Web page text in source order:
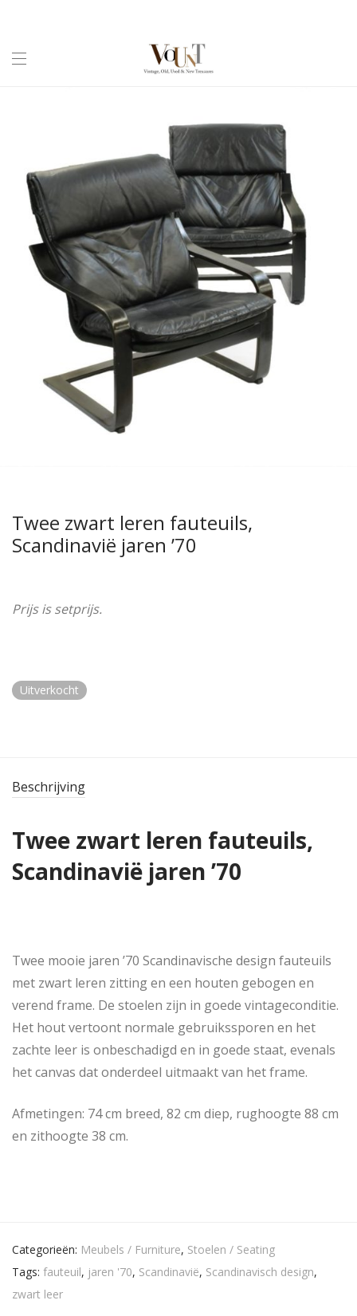
Twee zwart leren fauteuils,
Scandinavië jaren ’70
Prijs is setprijs.
Uitverkocht
Beschrijving
Twee zwart leren fauteuils,
Scandinavië jaren ’70
Twee mooie jaren ’70 Scandinavische design fauteuils
met zwart leren zitting en een houten gebogen en
verend frame. De stoelen zijn in goede vintageconditie.
Het hout vertoont normale gebruikssporen en het
zachte leer is onbeschadigd en in goede staat, evenals
het canvas dat onderdeel uitmaakt van het frame.
Afmetingen: 74 cm breed, 82 cm diep, rughoogte 88 cm
en zithoogte 38 cm.
Categorieën: Meubels / Furniture, Stoelen / Seating
Tags: fauteuil, jaren '70, Scandinavië, Scandinavisch design,
zwart leer